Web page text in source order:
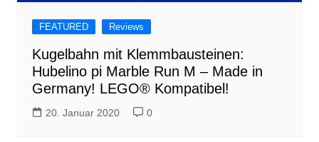
FEATURED Reviews
Kugelbahn mit Klemmbausteinen:
Hubelino pi Marble Run M – Made in
Germany! LEGO® Kompatibel!
20. Januar 2020 0